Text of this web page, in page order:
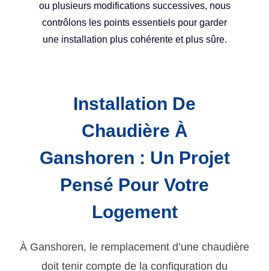
ou plusieurs modifications successives, nous
contrôlons les points essentiels pour garder
une installation plus cohérente et plus sûre.
Installation De
Chaudière À
Ganshoren : Un Projet
Pensé Pour Votre
Logement
À Ganshoren, le remplacement d’une chaudière
doit tenir compte de la configuration du